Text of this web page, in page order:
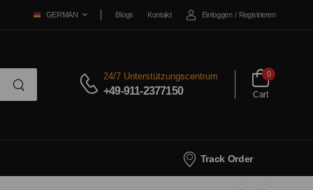
GERMAN Blogs Kontakt Einloggen / Registrieren
24/7 Unterstützungscentrum
+49-911-2377150
0
Cart
Track Order